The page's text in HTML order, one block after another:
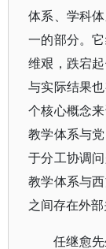
体系、学科
一的部分。
维艰，跌宕
与实际结果
个核心概念
教学体系与
于分工协调
教学体系与
之间存在外部
任继愈